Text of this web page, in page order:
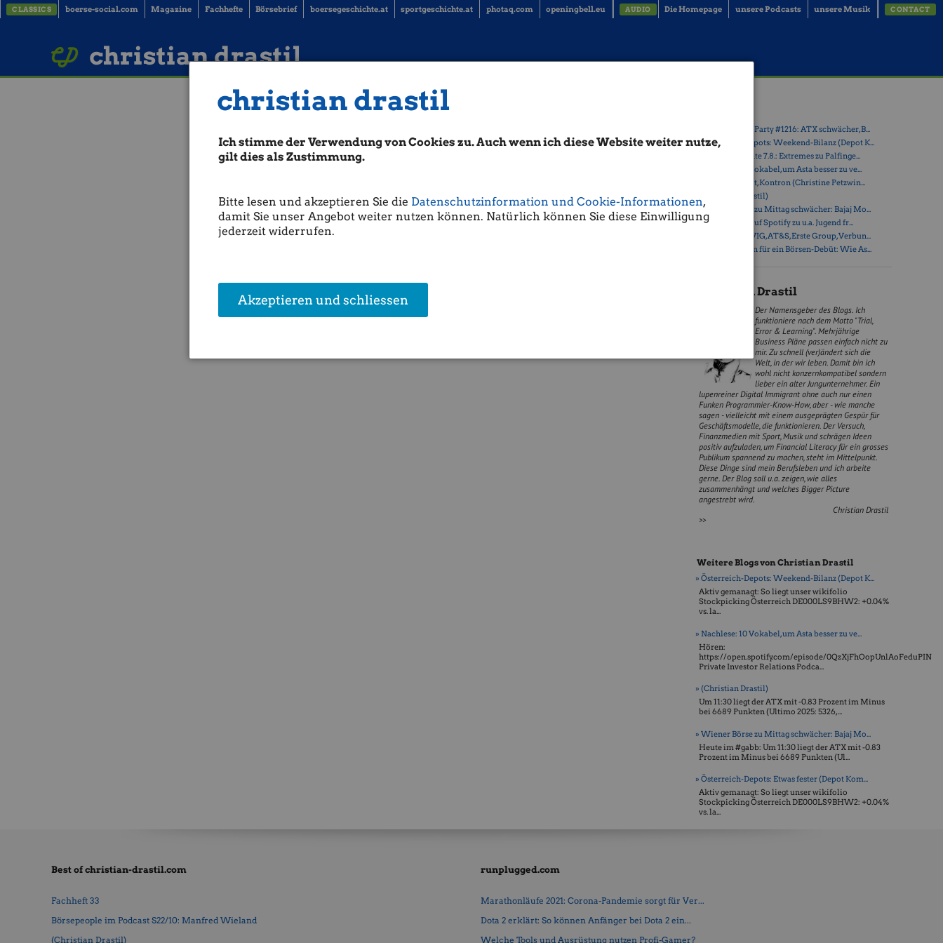
christian drastil
Ich stimme der Verwendung von Cookies zu. Auch wenn ich diese Website weiter nutze,
gilt dies als Zustimmung.
Bitte lesen und akzeptieren Sie die Datenschutzinformation und Cookie-Informationen,
damit Sie unser Angebot weiter nutzen können. Natürlich können Sie diese Einwilligung
jederzeit widerrufen.
Akzeptieren und schliessen
CLASSICS boerse-social.com Magazine Fachhefte Börsebrief boersegeschichte.at sportgeschichte.at photaq.com openingbell.eu AUDIO Die Homepage unsere Podcasts unsere Musik CONTACT
christian drastil
Seven O'Clock Blog Börse Wien, 18.12 (Christian Drastil)
Morgen Dezember-Verfall. Und während das Open Interest im März-Future bereits auf mehr als 5000 Kontrakte
hochgegangen ist, bleibt das Open Interest im auslaufenden Dezember-Future bei ca. 18.800 Kontrakten sehr
Da wird also einiges an Bewegung zu erwarten sein. Wie man weiss, nützen ja oft Institutionelle Verfallstage, um
Positionen zu verändern. Und da natürlich ausser uns auch noch andere auf die Idee gekommen sind, dass es
am Freitag markttechnische Nachfrage geben könne (ergo: man weiss es, spricht darüber), könnte es natürlich
sein, dass diese vermutete Kaufliquidität auch von internationalen Institutionellen zum weiteren Ausstieg aus
50 Punkte Unterschied. Schlecht für Leute, die Short-Positionen weiterrollen wollen.
(18.12.2008)
» Wiener Börse Party #1216: ATX schwächer, B...
» Österreich-Depots: Weekend-Bilanz (Depot K...
» Börsegeschichte 7.8.: Extremes zu Palfinge...
» Nachlese: 10 Vokabel, um Asta besser zu ve...
» PIR-News: Post, Kontron (Christine Petzwin...
» (Christian Drastil)
» Wiener Börse zu Mittag schwächer: Bajaj Mo...
» Börse-Inputs auf Spotify zu u.a. Jugend fr...
» ATX-Trends: VIG, AT&S, Erste Group, Verbun...
» Zehn Vokabeln für ein Börsen-Debüt: Wie As...
Christian Drastil
Der Namensgeber des Blogs. Ich
funktioniere nach dem Motto "Trial,
Error & Learning". Mehrjährige
Business Pläne passen einfach nicht zu
mir. Zu schnell (ver)ändert sich die
Welt, in der wir leben. Damit bin ich
wohl nicht konzernkompatibel sondern
lieber ein alter Jungunternehmer. Ein
lupenreiner Digital Immigrant ohne auch nur einen
Funken Programmier-Know-How, aber - wie manche
sagen - vielleicht mit einem ausgeprägten Gespür für
Geschäftsmodelle, die funktionieren. Der Versuch,
Finanzmedien mit Sport, Musik und schrägen Ideen
positiv aufzuladen, um Financial Literacy für ein grosses
Publikum spannend zu machen, steht im Mittelpunkt.
Diese Dinge sind mein Berufsleben und ich arbeite
gerne. Der Blog soll u.a. zeigen, wie alles
zusammenhängt und welches Bigger Picture
angestrebt wird.
Christian Drastil
>>
Weitere Blogs von Christian Drastil
» Österreich-Depots: Weekend-Bilanz (Depot K...
Aktiv gemanagt: So liegt unser wikifolio
Stockpicking Öster­reich DE000LS9BHW2: +0.04%
vs. la...
» Nachlese: 10 Vokabel, um Asta besser zu ve...
Hören:
https://open.spotify.com/episode/0QzXjFhOopUnlAoFeduPIN
Private Investor Relations Podca...
» (Christian Drastil)
Um 11:30 liegt der ATX mit -0.83 Prozent im Minus
bei 6689 Punkten (Ultimo 2025: 5326, ...
» Wiener Börse zu Mittag schwächer: Bajaj Mo...
Heute im #gabb: Um 11:30 liegt der ATX mit -0.83
Prozent im Minus bei 6689 Punkten (Ul...
» Österreich-Depots: Etwas fester (Depot Kom...
Aktiv gemanagt: So liegt unser wikifolio
Stockpicking Öster­reich DE000LS9BHW2: +0.04%
vs. la...
Best of christian-drastil.com
Fachheft 33
Börsepeople im Podcast S22/10: Manfred Wieland
(Christian Drastil)
runplugged.com
Marathonläufe 2021: Corona-Pandemie sorgt für Ver...
Dota 2 erklärt: So können Anfänger bei Dota 2 ein...
Welche Tools und Ausrüstung nutzen Profi-Gamer?